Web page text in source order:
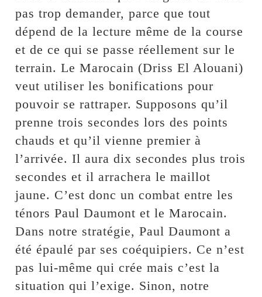
pas trop demander, parce que tout
dépend de la lecture même de la course
et de ce qui se passe réellement sur le
terrain. Le Marocain (Driss El Alouani)
veut utiliser les bonifications pour
pouvoir se rattraper. Supposons qu’il
prenne trois secondes lors des points
chauds et qu’il vienne premier à
l’arrivée. Il aura dix secondes plus trois
secondes et il arrachera le maillot
jaune. C’est donc un combat entre les
ténors Paul Daumont et le Marocain.
Dans notre stratégie, Paul Daumont a
été épaulé par ses coéquipiers. Ce n’est
pas lui-même qui crée mais c’est la
situation qui l’exige. Sinon, notre